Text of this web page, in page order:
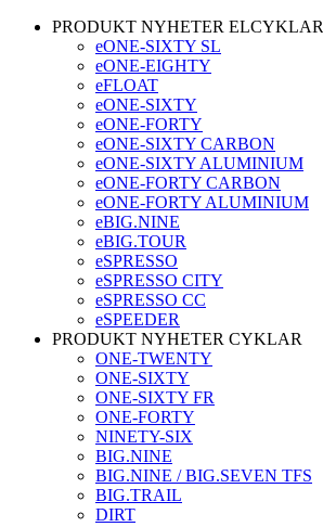
PRODUKT NYHETER ELCYKLAR
eONE-SIXTY SL
eONE-EIGHTY
eFLOAT
eONE-SIXTY
eONE-FORTY
eONE-SIXTY CARBON
eONE-SIXTY ALUMINIUM
eONE-FORTY CARBON
eONE-FORTY ALUMINIUM
eBIG.NINE
eBIG.TOUR
eSPRESSO
eSPRESSO CITY
eSPRESSO CC
eSPEEDER
PRODUKT NYHETER CYKLAR
ONE-TWENTY
ONE-SIXTY
ONE-SIXTY FR
ONE-FORTY
NINETY-SIX
BIG.NINE
BIG.NINE / BIG.SEVEN TFS
BIG.TRAIL
DIRT